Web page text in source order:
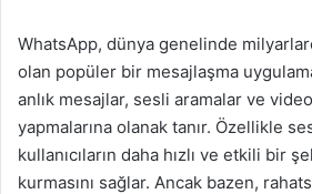
WhatsApp, dünya genelinde
olan popüler bir mesajlaşma
anlık mesajlar, sesli aramalar ve
yapmalarına olanak tanır. Özellikle
kullanıcıların daha hızlı ve etkili bir
kurmasını sağlar. Ancak bazen,